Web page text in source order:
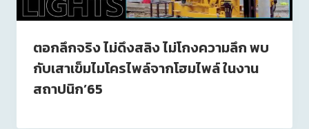
ตอกลึกจริง​ ไม่​ดึงสลิง​ ไม่โกงความลึก​ พบ
กับเสาเข็มไมโครไพล์จากโฮมไพล์ ในงาน
สถาปนิก’65